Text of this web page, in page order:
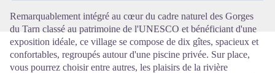
Remarquablement intégré au cœur du cadre naturel des Gorges
du Tarn classé au patrimoine de l'UNESCO et bénéficiant d'une
exposition idéale, ce village se compose de dix gîtes, spacieux et
confortables, regroupés autour d'une piscine privée. Sur place,
vous pourrez choisir entre autres, les plaisirs de la rivière